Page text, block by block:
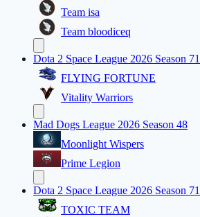
Team isa
Team bloodiceq
Dota 2 Space League 2026 Season 71
FLYING FORTUNE
Vitality Warriors
Mad Dogs League 2026 Season 48
Moonlight Wispers
Prime Legion
Dota 2 Space League 2026 Season 71
TOXIC TEAM